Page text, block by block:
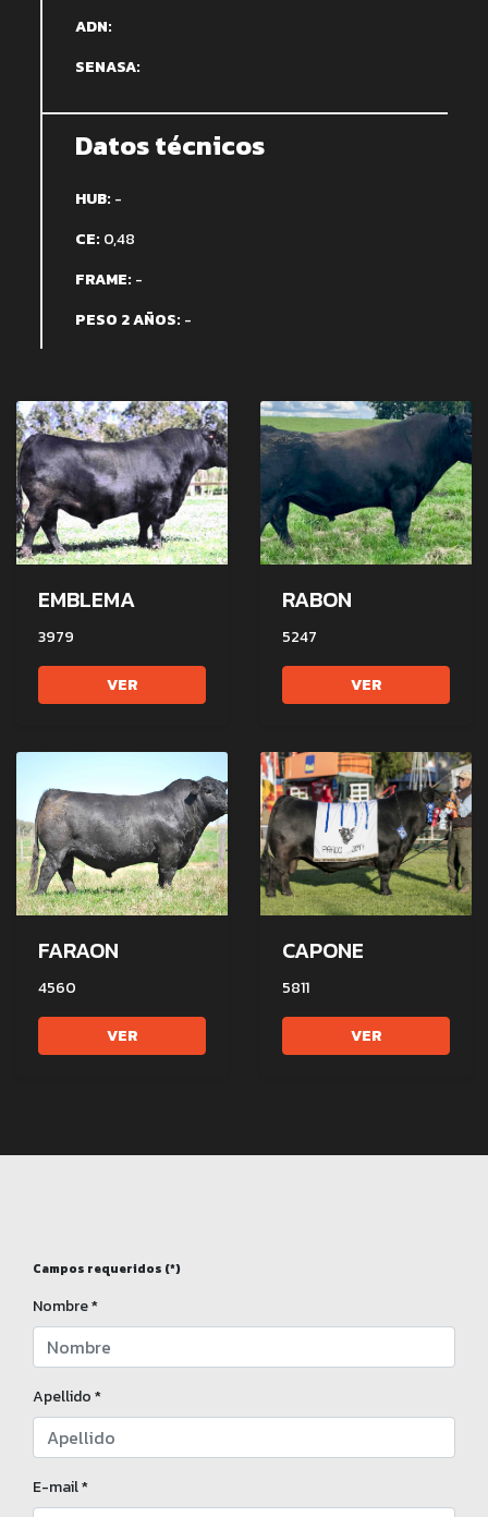
ADN:
SENASA:
Datos técnicos
HUB: -
CE: 0,48
FRAME: -
PESO 2 AÑOS: -
EMBLEMA
3979
VER
RABON
5247
VER
FARAON
4560
VER
CAPONE
5811
VER
Campos requeridos (*)
Nombre *
Apellido *
E-mail *